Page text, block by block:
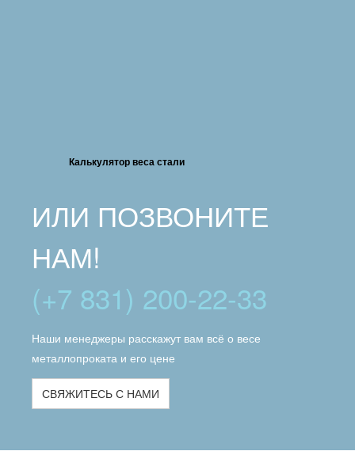
Калькулятор веса стали
ИЛИ ПОЗВОНИТЕ
НАМ!
(+7 831) 200-22-33
Наши менеджеры расскажут вам всё о весе
металлопроката и его цене
СВЯЖИТЕСЬ С НАМИ